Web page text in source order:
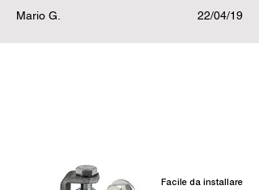
Mario G. 22/04/19
Facile da installare